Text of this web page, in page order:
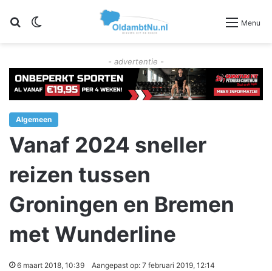
Zoeken Menu
- advertentie -
Algemeen
Vanaf 2024 sneller
reizen tussen
Groningen en Bremen
met Wunderline
6 maart 2018, 10:39 Aangepast op: 7 februari 2019, 12:14